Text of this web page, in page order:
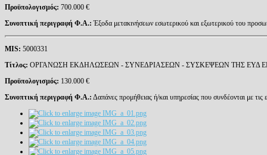
Προϋπολογισμός: 700.000 €
Συνοπτική περιγραφή Φ.Α.: Έξοδα μετακινήσεων εσωτερικού και εξωτερικού του
MIS: 5000331
Τίτλος: ΟΡΓΑΝΩΣΗ ΕΚΔΗΛΩΣΕΩΝ - ΣΥΝΕΔΡΙΑΣΕΩΝ - ΣΥΣΚΕΨΕΩΝ ΤΗΣ ΕΥΔ
Προϋπολογισμός: 130.000 €
Συνοπτική περιγραφή Φ.Α.: Δαπάνες προμήθειας ή/και υπηρεσίας που συνδέονται με